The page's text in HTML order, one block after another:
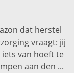
dat herstel
vraagt: jij
van hoeft te
aan den ...